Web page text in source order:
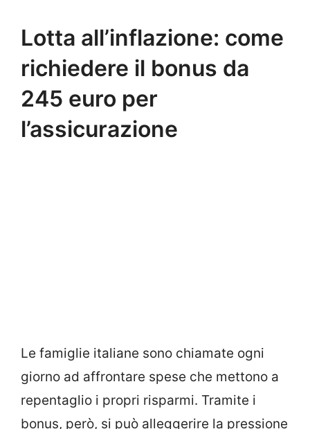
Lotta all’inflazione: come
richiedere il bonus da
245 euro per
l’assicurazione
Le famiglie italiane sono chiamate ogni
giorno ad affrontare spese che mettono a
repentaglio i propri risparmi. Tramite i
bonus, però, si può alleggerire la pressione